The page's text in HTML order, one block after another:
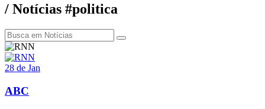
/ Notícias #politica
28 de Jan
ABC